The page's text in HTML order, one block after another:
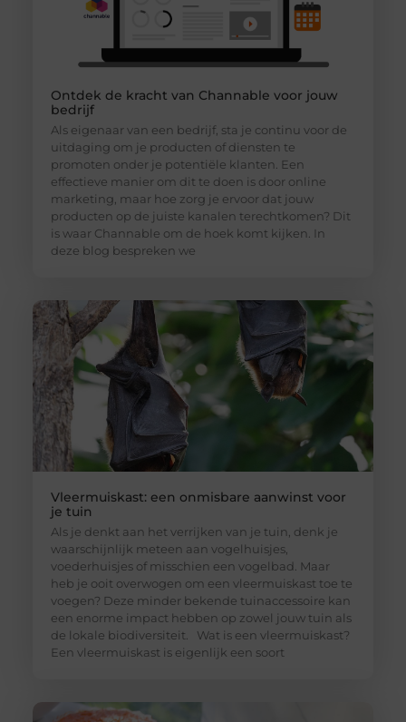
Ontdek de kracht van Channable voor jouw
bedrijf
Als eigenaar van een bedrijf, sta je continu voor de
uitdaging om je producten of diensten te
promoten onder je potentiële klanten. Een
effectieve manier om dit te doen is door online
marketing, maar hoe zorg je ervoor dat jouw
producten op de juiste kanalen terechtkomen? Dit
is waar Channable om de hoek komt kijken. In
deze blog bespreken we
Vleermuiskast: een onmisbare aanwinst voor
je tuin
Als je denkt aan het verrijken van je tuin, denk je
waarschijnlijk meteen aan vogelhuisjes,
voederhuisjes of misschien een vogelbad. Maar
heb je ooit overwogen om een vleermuiskast toe te
voegen? Deze minder bekende tuinaccessoire kan
een enorme impact hebben op zowel jouw tuin als
de lokale biodiversiteit. Wat is een vleermuiskast?
Een vleermuiskast is eigenlijk een soort